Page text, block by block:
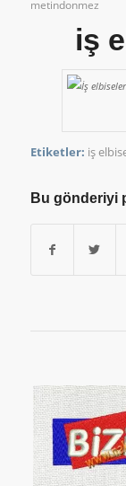
metindonmez
iş
Etiketler: iş
Bu gönderiyi